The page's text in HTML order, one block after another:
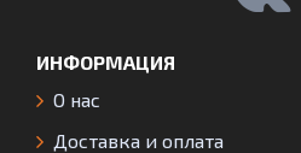
ИНФОРМАЦИЯ
О нас
Доставка и оплата